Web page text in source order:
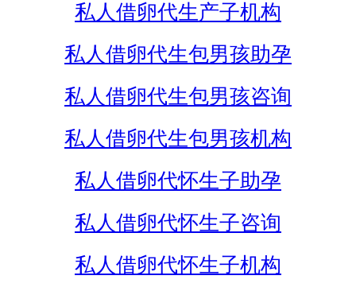
私人借卵代生产子机构
私人借卵代生包男孩助孕
私人借卵代生包男孩咨询
私人借卵代生包男孩机构
私人借卵代怀生子助孕
私人借卵代怀生子咨询
私人借卵代怀生子机构